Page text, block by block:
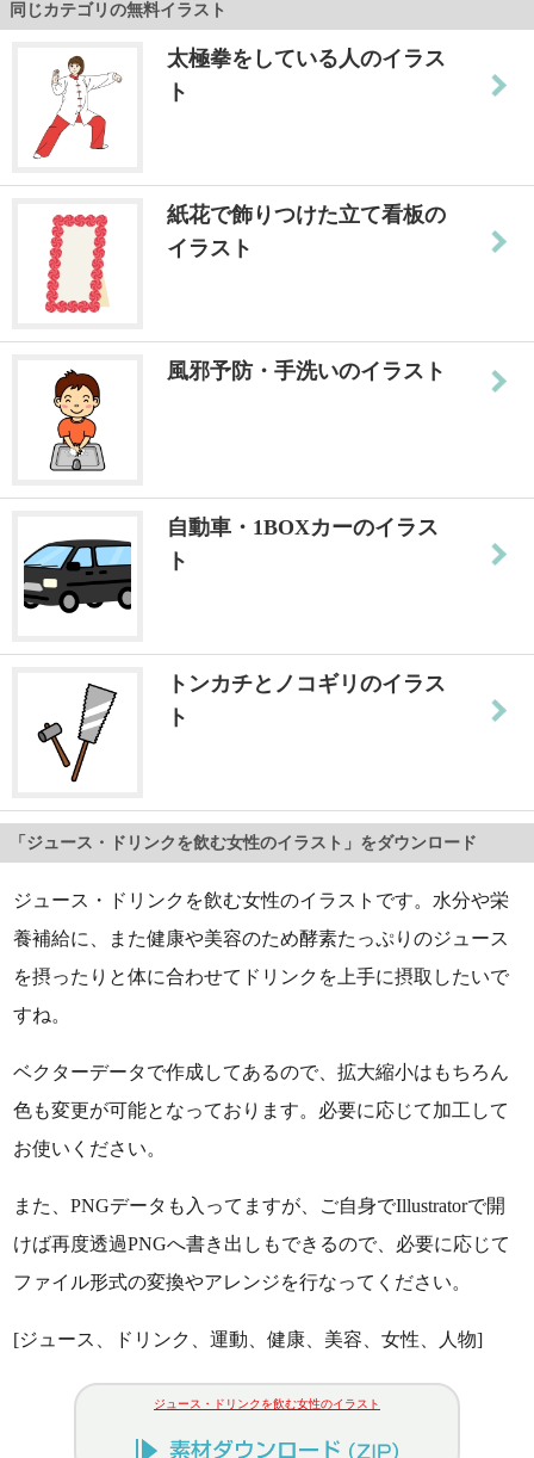
同じカテゴリの無料イラスト
太極拳をしている人のイラス
ト
紙花で飾りつけた立て看板の
イラスト
風邪予防・手洗いのイラスト
自動車・1BOXカーのイラス
ト
トンカチとノコギリのイラス
ト
「ジュース・ドリンクを飲む女性のイラスト」をダウンロード
ジュース・ドリンクを飲む女性のイラストです。水分や栄
養補給に、また健康や美容のため酵素たっぷりのジュース
を摂ったりと体に合わせてドリンクを上手に摂取したいで
すね。
ベクターデータで作成してあるので、拡大縮小はもちろん
色も変更が可能となっております。必要に応じて加工して
お使いください。
また、PNGデータも入ってますが、ご自身でIllustratorで開
けば再度透過PNGへ書き出しもできるので、必要に応じて
ファイル形式の変換やアレンジを行なってください。
[ジュース、ドリンク、運動、健康、美容、女性、人物]
ジュース・ドリンクを飲む女性のイラスト